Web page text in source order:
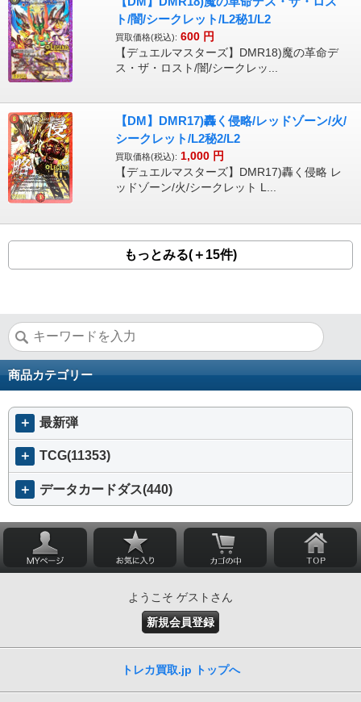
ト/闇/シークレット/L2秘1/L2
買取価格(税込): 600 円
【デュエルマスターズ】DMR18)魔の革命デ
ス・ザ・ロスト/闇/シークレッ...
【DM】DMR17)轟く侵略/レッドゾーン/火/
シークレット/L2秘2/L2
買取価格(税込): 1,000 円
【デュエルマスターズ】DMR17)轟く侵略 レ
ッドゾーン/火/シークレット L...
もっとみる(＋15件)
商品カテゴリー
＋ 最新弾
＋ TCG(11353)
＋ データカードダス(440)
ようこそ ゲストさん
新規会員登録
トレカ買取.jp トップへ